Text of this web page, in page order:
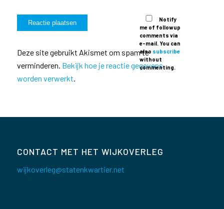
Notify
me of followup
comments via
e-mail. You can
also subscribe
without
commenting.
Deze site gebruikt Akismet om spam te
verminderen. Bekijk hoe je reactie gegevens
worden verwerkt.
CONTACT MET HET WIJKOVERLEG
wijkoverleg@statenkwartier.net